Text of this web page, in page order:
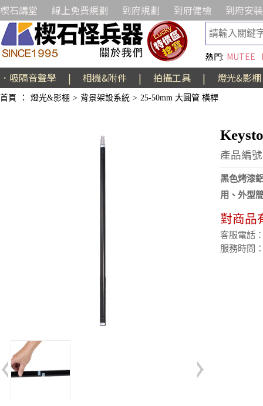
楔石講堂 線上免費規劃 到府規劃 到府健檢 到府安裝
熱門: MUTEE
．吸隔音聲學 | 相機&附件 | 拍攝工具 | 燈光&影棚
首頁 ： 燈光&影棚 > 背景架設系統 > 25-50mm 大圓管 橫桿
產品編
黑色烤漆
用、外型
對商品
客服電話
服務時間